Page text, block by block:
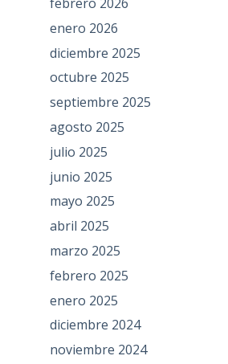
enero 2026
diciembre 2025
octubre 2025
septiembre 2025
agosto 2025
julio 2025
junio 2025
mayo 2025
abril 2025
marzo 2025
febrero 2025
enero 2025
diciembre 2024
noviembre 2024